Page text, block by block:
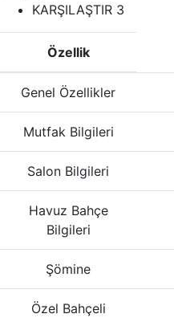
KARŞILAŞTIR 3
Özellik
Genel Özellikler
Mutfak Bilgileri
Salon Bilgileri
Havuz Bahçe
Bilgileri
Şömine
Özel Bahçeli